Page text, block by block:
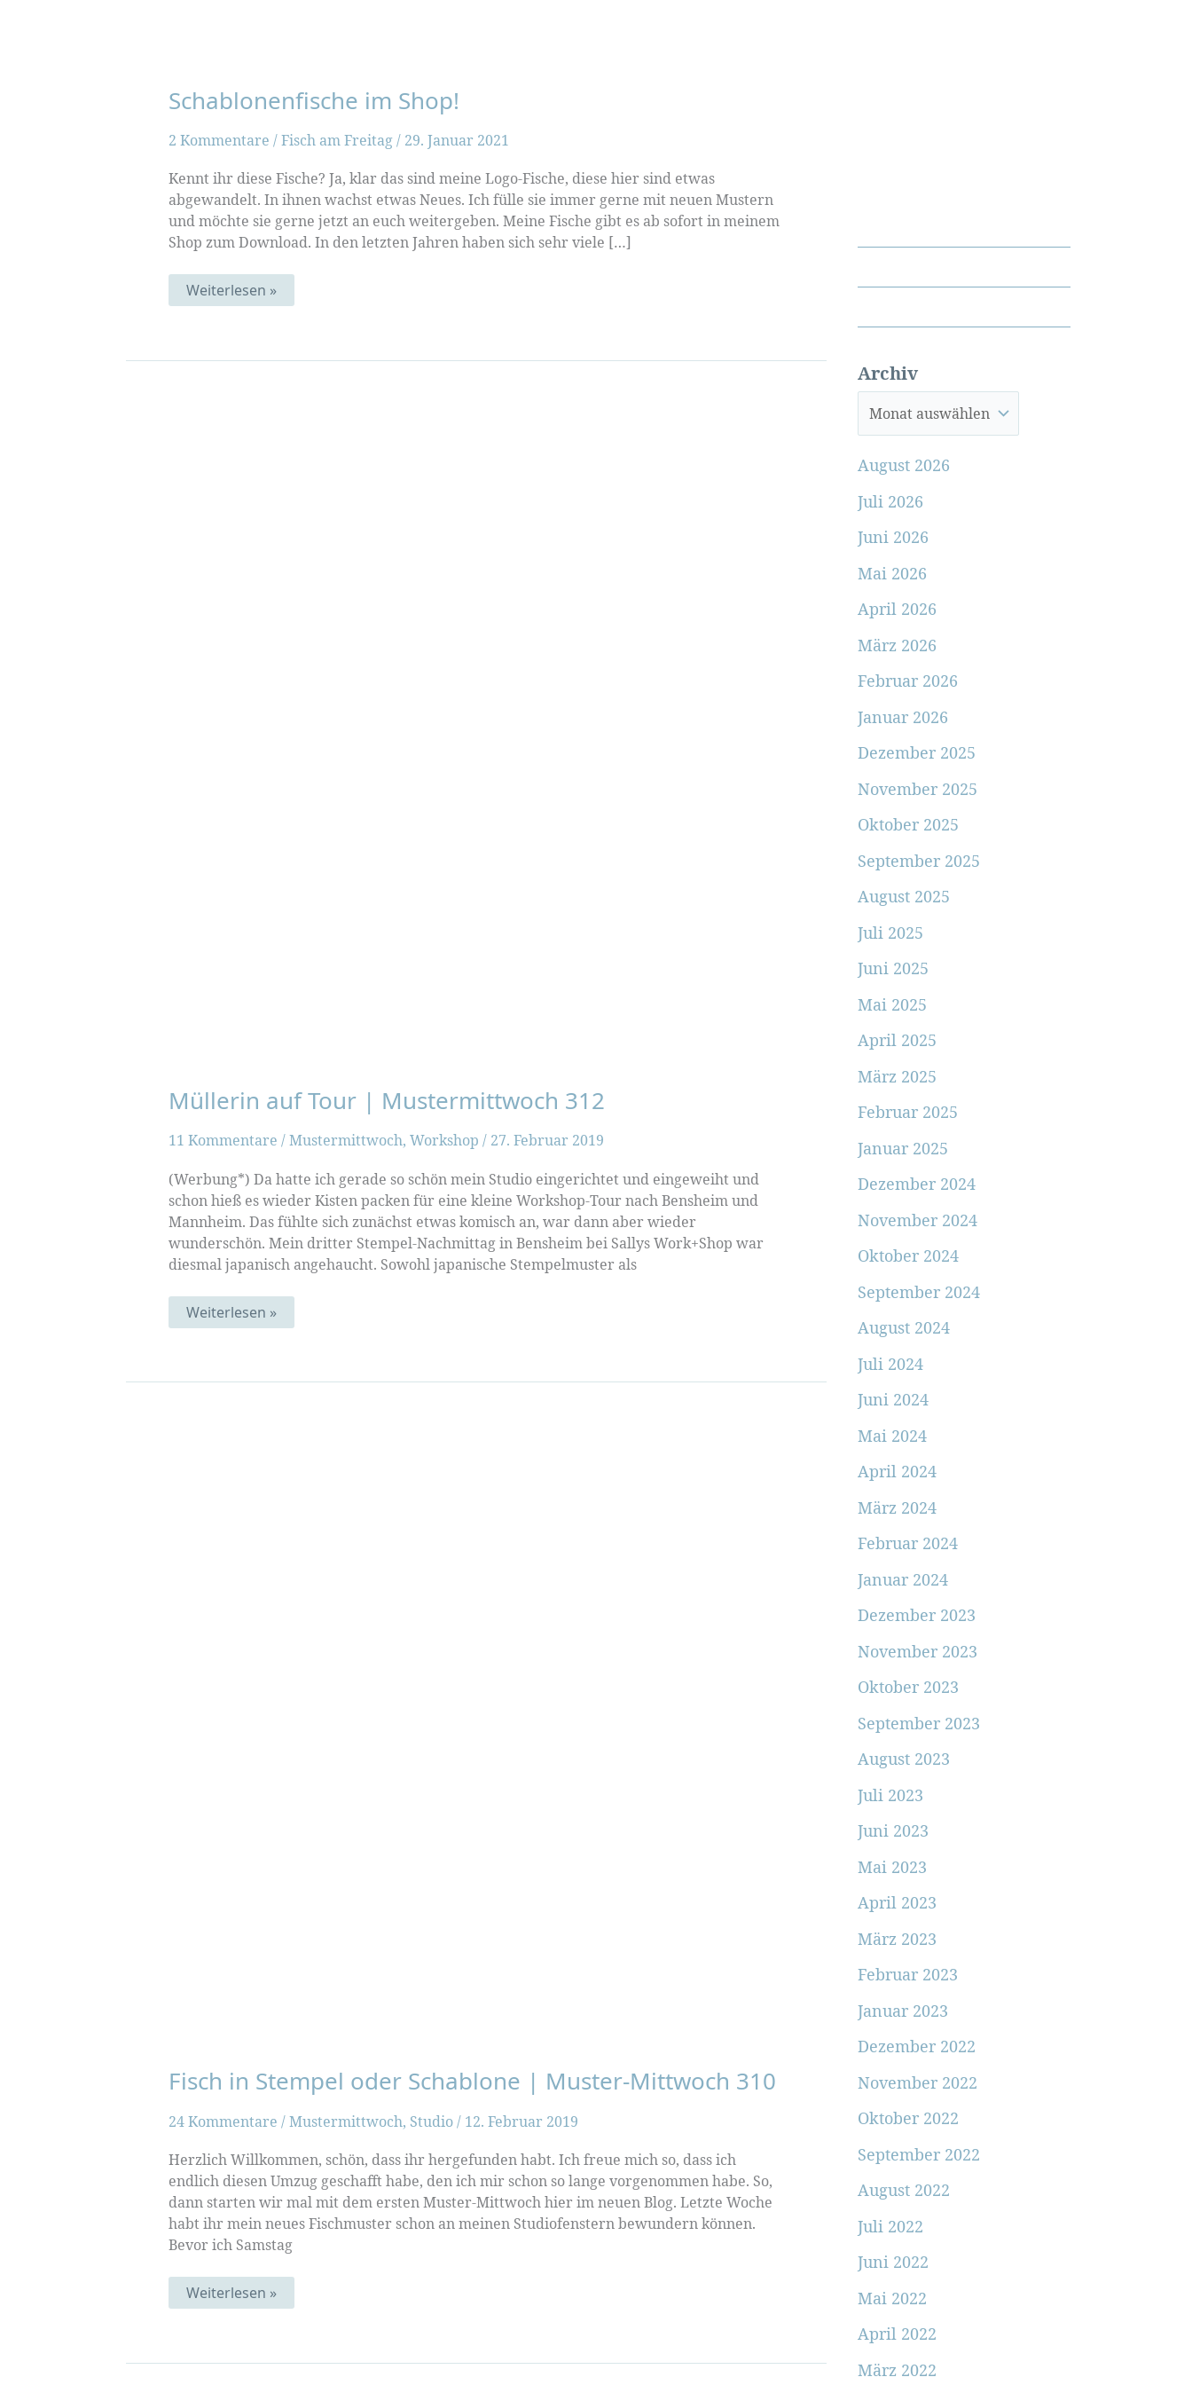
Schablonenfische im Shop!
2 Kommentare /Fisch am Freitag/ 29. Januar 2021
Kennt ihr diese Fische? Ja, klar das sind meine Logo-Fische, diese hier sind etwas
abgewandelt. In ihnen wachst etwas Neues. Ich fülle sie immer gerne mit neuen Mustern
und möchte sie gerne jetzt an euch weitergeben. Meine Fische gibt es ab sofort in meinem
Shop zum Download. In den letzten Jahren haben sich sehr viele […]
Schablonenfische
im
Weiterlesen »
Müllerin auf Tour | Mustermittwoch 312
11 Kommentare /Mustermittwoch, Workshop / 27. Februar 2019
(Werbung*) Da hatte ich gerade so schön mein Studio eingerichtet und eingeweiht und
schon hieß es wieder Kisten packen für eine kleine Workshop-Tour nach Bensheim und
Mannheim. Das fühlte sich zunächst etwas komisch an, war dann aber wieder
wunderschön. Mein dritter Stempel-Nachmittag in Bensheim bei Sallys Work+Shop war
diesmal japanisch angehaucht. Sowohl japanische Stempelmuster als
Müllerin
auf
312
Weiterlesen »
Fisch in Stempel oder Schablone | Muster-Mittwoch 310
24 Kommentare /Mustermittwoch, Studio/ 12. Februar 2019
Herzlich Willkommen, schön, dass ihr hergefunden habt. Ich freue mich so, dass ich
endlich diesen Umzug geschafft habe, den ich mir schon so lange vorgenommen habe. So,
dann starten wir mal mit dem ersten Muster-Mittwoch hier im neuen Blog. Letzte Woche
habt ihr mein neues Fischmuster schon an meinen Studiofenstern bewundern können.
Bevor ich Samstag
Fisch
in
|
Weiterlesen »
Archiv
August 2026
Juli 2026
Juni 2026
Mai 2026
April 2026
März 2026
Februar 2026
Januar 2026
Dezember 2025
November 2025
Oktober 2025
September 2025
August 2025
Juli 2025
Juni 2025
Mai 2025
April 2025
März 2025
Februar 2025
Januar 2025
Dezember 2024
November 2024
Oktober 2024
September 2024
August 2024
Juli 2024
Juni 2024
Mai 2024
April 2024
März 2024
Februar 2024
Januar 2024
Dezember 2023
November 2023
Oktober 2023
September 2023
August 2023
Juli 2023
Juni 2023
Mai 2023
April 2023
März 2023
Februar 2023
Januar 2023
Dezember 2022
November 2022
Oktober 2022
September 2022
August 2022
Juli 2022
Juni 2022
Mai 2022
April 2022
März 2022